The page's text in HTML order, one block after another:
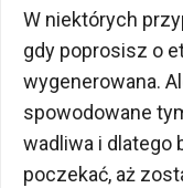
W niektórych
gdy poprosisz o
wygenerowana.
spowodowane
wadliwa i dlatego
poczekać, aż